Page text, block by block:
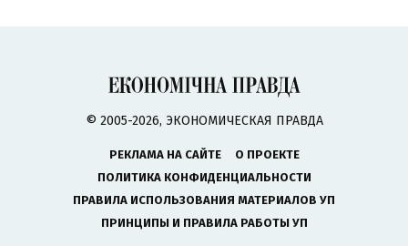
© 2005-2026, ЭКОНОМИЧЕСКАЯ ПРАВДА
РЕКЛАМА НА САЙТЕ
О ПРОЕКТЕ
ПОЛИТИКА КОНФИДЕНЦИАЛЬНОСТИ
ПРАВИЛА ИСПОЛЬЗОВАНИЯ МАТЕРИАЛОВ УП
ПРИНЦИПЫ И ПРАВИЛА РАБОТЫ УП